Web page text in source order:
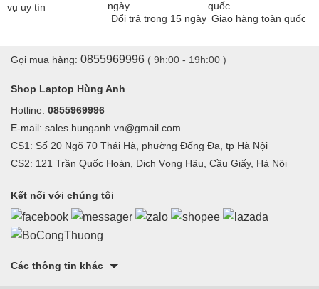
vụ uy tín
Đổi trả trong 15 ngày Giao hàng toàn quốc
Gọi mua hàng: 0855969996 ( 9h:00 - 19h:00 )
Shop Laptop Hùng Anh
Hotline: 0855969996
E-mail: sales.hunganh.vn@gmail.com
CS1: Số 20 Ngõ 70 Thái Hà, phường Đống Đa, tp Hà Nội
CS2: 121 Trần Quốc Hoàn, Dịch Vọng Hậu, Cầu Giấy, Hà Nội
Kết nối với chúng tôi
Các thông tin khác